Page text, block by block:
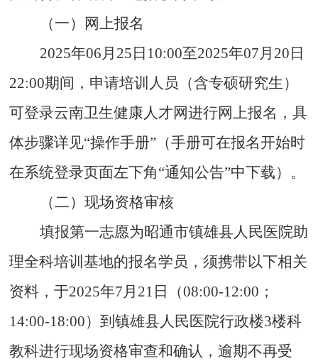
（一）网上报名
2025年06月 25 日 10:00至2025年07月 20 日
22:00期间，申请培训人员（含专硕研究生）
可登录云南卫生健康人才网进行网上报名，具
体步骤详见“操作手册” （手册可在报名开始时
在系统登录页面左下角“通知公告”中下载）。
（二）现场资格审核
填报第一志愿为昭通市镇雄县人民医院助
理全科培训基地的报名学员，须携带以下相关
资料，于2025年7月 21 日（08:00-12:00 ；
14:00-18:00）到镇雄县人民医院行政楼3楼科
教科进行现场资格审查和确认，逾期不再受